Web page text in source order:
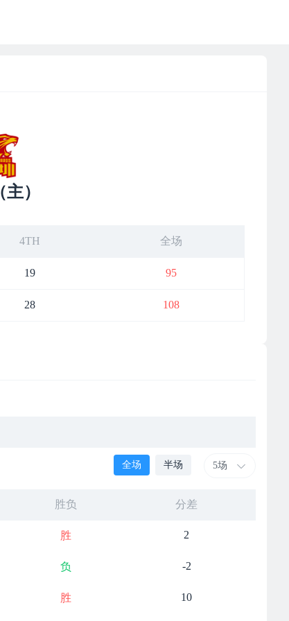
）
4TH 全场
19 95
28 108
5场
全场 半场
胜负 分差
胜 2
负 -2
胜 10